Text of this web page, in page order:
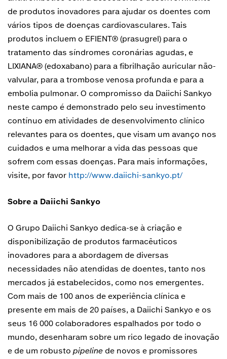
de produtos inovadores para ajudar os doentes com
vários tipos de doenças cardiovasculares. Tais
produtos incluem o EFIENT® (prasugrel) para o
tratamento das síndromes coronárias agudas, e
LIXIANA® (edoxabano) para a fibrilhação auricular não-
valvular, para a trombose venosa profunda e para a
embolia pulmonar. O compromisso da Daiichi Sankyo
neste campo é demonstrado pelo seu investimento
contínuo em atividades de desenvolvimento clínico
relevantes para os doentes, que visam um avanço nos
cuidados e uma melhorar a vida das pessoas que
sofrem com essas doenças. Para mais informações,
visite, por favor http://www.daiichi-sankyo.pt/
Sobre a Daiichi Sankyo
O Grupo Daiichi Sankyo dedica-se à criação e
disponibilização de produtos farmacêuticos
inovadores para a abordagem de diversas
necessidades não atendidas de doentes, tanto nos
mercados já estabelecidos, como nos emergentes.
Com mais de 100 anos de experiência clínica e
presente em mais de 20 países, a Daiichi Sankyo e os
seus 16 000 colaboradores espalhados por todo o
mundo, desenharam sobre um rico legado de inovação
e de um robusto pipeline de novos e promissores